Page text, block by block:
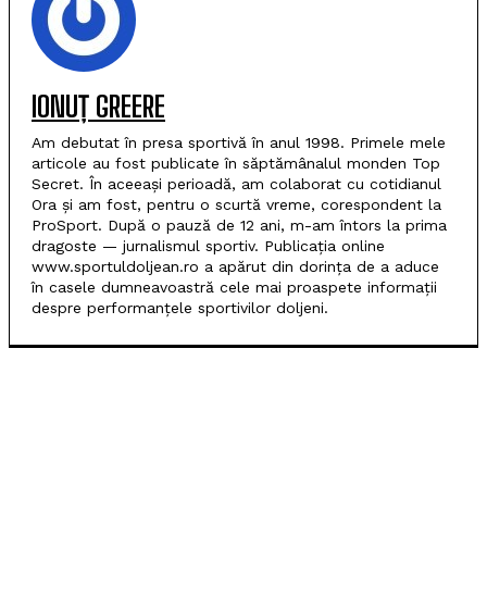
IONUȚ GREERE
Am debutat în presa sportivă în anul 1998. Primele mele
articole au fost publicate în săptămânalul monden Top
Secret. În aceeași perioadă, am colaborat cu cotidianul
Ora și am fost, pentru o scurtă vreme, corespondent la
ProSport. După o pauză de 12 ani, m-am întors la prima
dragoste — jurnalismul sportiv. Publicația online
www.sportuldoljean.ro a apărut din dorința de a aduce
în casele dumneavoastră cele mai proaspete informații
despre performanțele sportivilor doljeni.